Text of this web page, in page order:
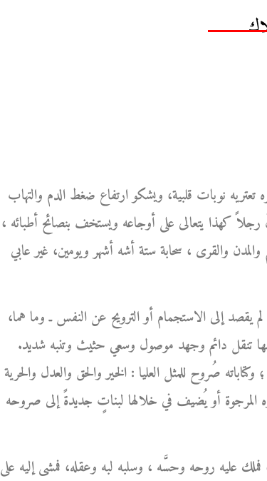
نوبات قلبية، ويشكو ارتفاع ضغط الدم والتهاب
رجلاً كهذا يتعالى على أوجاعه ويستخف بنصائح أطبائه ،
والقرى ، سحابة ستة أشه أشهر ويومين، غير عابي
يقصد إلى الاستجمام أو الترويح عن النفس ـ وما هما،
تنقل دائم وجهد موصول وسعي حثيث وتنبه شديد.
صُروح للمثل العليا : الخير والحق والعدل والحرية
المرجوة أو يُضيف في خلالها لبناتٍ جديدةً إلى صروحه
عليه روحه وحسَّه ، وسلبه لبه وعقله، فمشى إليه على